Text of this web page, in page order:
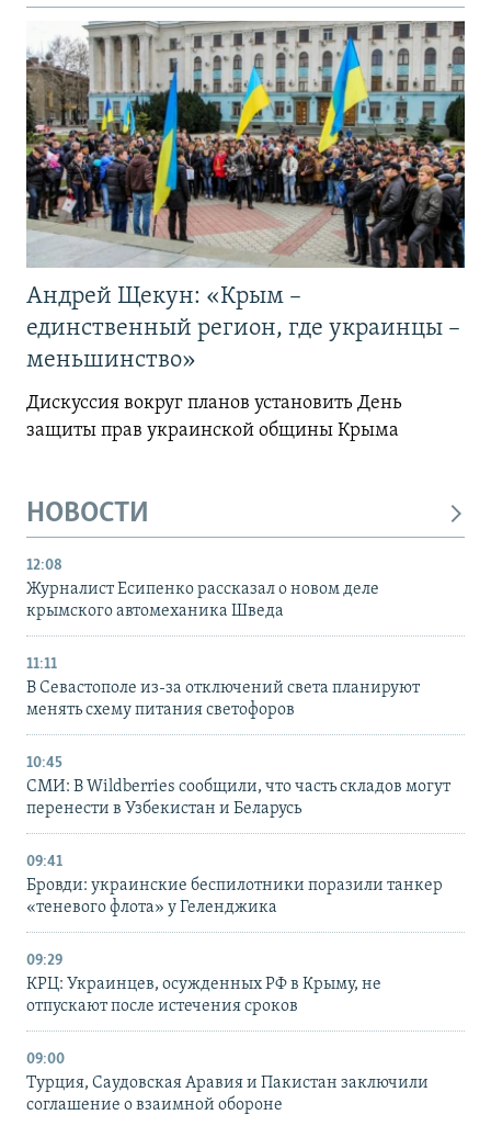
Андрей Щекун: «Крым –
единственный регион, где украинцы –
меньшинство»
Дискуссия вокруг планов установить День
защиты прав украинской общины Крыма
НОВОСТИ
12:08
Журналист Есипенко рассказал о новом деле
крымского автомеханика Шведа
11:11
В Севастополе из-за отключений света планируют
менять схему питания светофоров
10:45
СМИ: В Wildberries сообщили, что часть складов могут
перенести в Узбекистан и Беларусь
09:41
Бровди: украинские беспилотники поразили танкер
«теневого флота» у Геленджика
09:29
КРЦ: Украинцев, осужденных РФ в Крыму, не
отпускают после истечения сроков
09:00
Турция, Саудовская Аравия и Пакистан заключили
соглашение о взаимной обороне